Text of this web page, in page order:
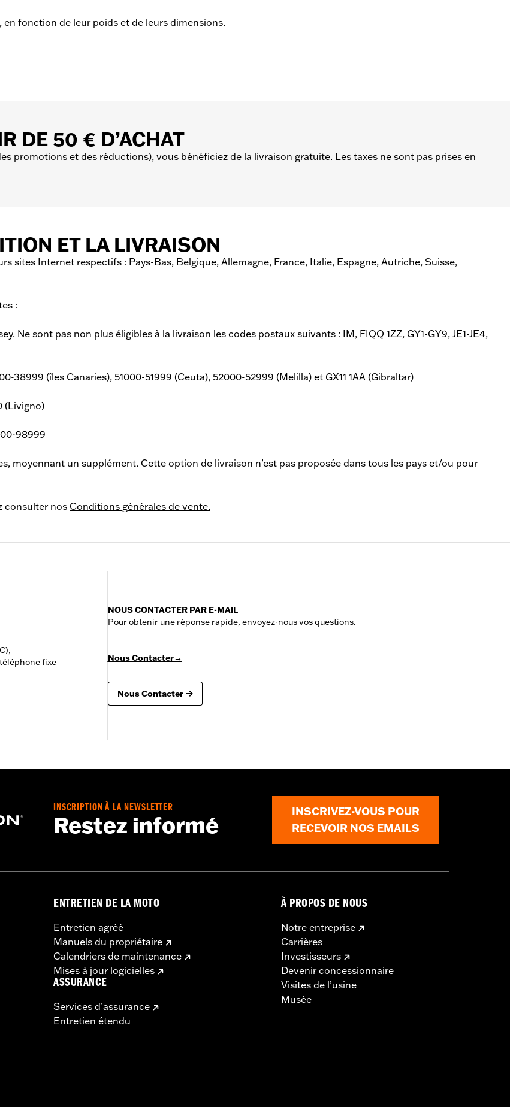
fonction de leur poids et de leurs dimensions.
DE 50 € D’ACHAT
promotions et des réductions), vous bénéficiez de la livraison gratuite. Les taxes ne sont pas prises en
ET LA LIVRAISON
sites Internet respectifs : Pays-Bas, Belgique, Allemagne, France, Italie, Espagne, Autriche, Suisse,
:
Ne sont pas non plus éligibles à la livraison les codes postaux suivants : IM, FIQQ 1ZZ, GY1-GY9, JE1-JE4,
(îles Canaries), 51000-51999 (Ceuta), 52000-52999 (Melilla) et GX11 1AA (Gibraltar)
(Livigno)
98999
moyennant un supplément. Cette option de livraison n’est pas proposée dans tous les pays et/ou pour
consulter nos Conditions générales de vente.
fixe
NOUS CONTACTER PAR E-MAIL
Pour obtenir une réponse rapide, envoyez-nous vos questions.
Nous Contacter→
Nous Contacter
INSCRIPTION À LA NEWSLETTER
Restez informé
INSCRIVEZ-VOUS POUR
RECEVOIR NOS EMAILS
ENTRETIEN DE LA MOTO
Entretien agréé
Manuels du propriétaire
Calendriers de maintenance
Mises à jour logicielles
ASSURANCE
Services d’assurance
Entretien étendu
À PROPOS DE NOUS
Notre entreprise
Carrières
Investisseurs
Devenir concessionnaire
Visites de l’usine
Musée